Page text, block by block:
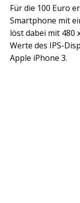
Für die 100 Euro
Smartphone mit
löst dabei mit 480
Werte des IPS-
Apple iPhone 3.